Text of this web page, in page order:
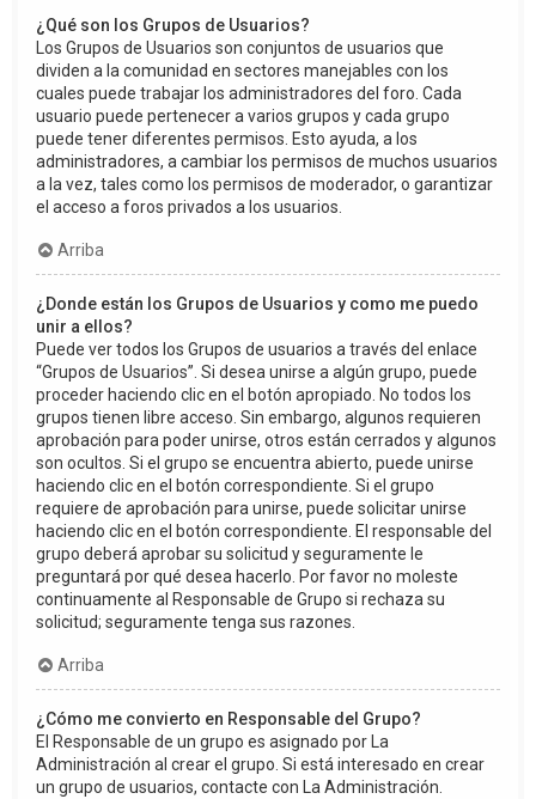
¿Qué son los Grupos de Usuarios?
Los Grupos de Usuarios son conjuntos de usuarios que
dividen a la comunidad en sectores manejables con los
cuales puede trabajar los administradores del foro. Cada
usuario puede pertenecer a varios grupos y cada grupo
puede tener diferentes permisos. Esto ayuda, a los
administradores, a cambiar los permisos de muchos usuarios
a la vez, tales como los permisos de moderador, o garantizar
el acceso a foros privados a los usuarios.
Arriba
¿Donde están los Grupos de Usuarios y como me puedo
unir a ellos?
Puede ver todos los Grupos de usuarios a través del enlace
“Grupos de Usuarios”. Si desea unirse a algún grupo, puede
proceder haciendo clic en el botón apropiado. No todos los
grupos tienen libre acceso. Sin embargo, algunos requieren
aprobación para poder unirse, otros están cerrados y algunos
son ocultos. Si el grupo se encuentra abierto, puede unirse
haciendo clic en el botón correspondiente. Si el grupo
requiere de aprobación para unirse, puede solicitar unirse
haciendo clic en el botón correspondiente. El responsable del
grupo deberá aprobar su solicitud y seguramente le
preguntará por qué desea hacerlo. Por favor no moleste
continuamente al Responsable de Grupo si rechaza su
solicitud; seguramente tenga sus razones.
Arriba
¿Cómo me convierto en Responsable del Grupo?
El Responsable de un grupo es asignado por La
Administración al crear el grupo. Si está interesado en crear
un grupo de usuarios, contacte con La Administración.